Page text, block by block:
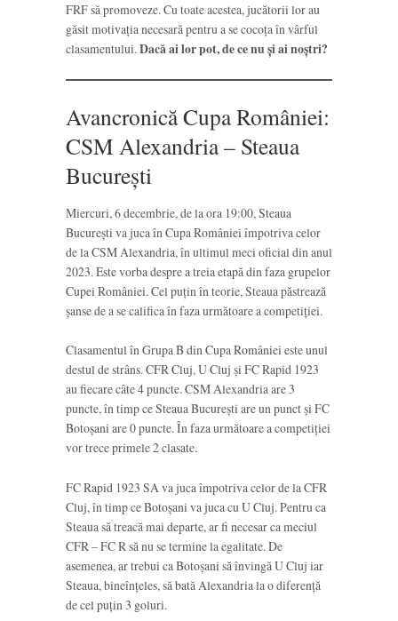
FRF să promoveze. Cu toate acestea, jucătorii lor au
găsit motivația necesară pentru a se cocoța în vârful
clasamentului.Dacă ai lor pot, de ce nu și ai noștri?
Avancronică Cupa României:
CSM Alexandria – Steaua
București
Miercuri, 6 decembrie, de la ora 19:00, Steaua
București va juca în Cupa României împotriva celor
de la CSM Alexandria, în ultimul meci oficial din anul
2023. Este vorba despre a treia etapă din faza grupelor
Cupei României. Cel puțin în teorie, Steaua păstrează
șanse de a se califica în faza următoare a competiției.
Clasamentul în Grupa B din Cupa României este unul
destul de strâns. CFR Cluj, U Cluj și FC Rapid 1923
au fiecare câte 4 puncte. CSM Alexandria are 3
puncte, în timp ce Steaua București are un punct și FC
Botoșani are 0 puncte. În faza următoare a competiției
vor trece primele 2 clasate.
FC Rapid 1923 SA va juca împotriva celor de la CFR
Cluj, în timp ce Botoșani va juca cu U Cluj. Pentru ca
Steaua să treacă mai departe, ar fi necesar ca meciul
CFR – FC R să nu se termine la egalitate. De
asemenea, ar trebui ca Botoșani să învingă U Cluj iar
Steaua, bineînțeles, să bată Alexandria la o diferență
de cel puțin 3 goluri.